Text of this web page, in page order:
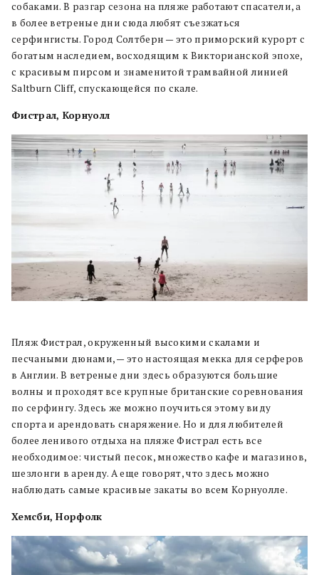
собаками. В разгар сезона на пляже работают спасатели, а
в более ветреные дни сюда любят съезжаться
серфингисты. Город Солтберн — это приморский курорт с
богатым наследием, восходящим к Викторианской эпохе,
с красивым пирсом и знаменитой трамвайной линией
Saltburn Cliff, спускающейся по скале.
Фистрал, Корнуолл
Пляж Фистрал, окруженный высокими скалами и
песчаными дюнами, — это настоящая мекка для серферов
в Англии. В ветреные дни здесь образуются большие
волны и проходят все крупные британские соревнования
по серфингу. Здесь же можно поучиться этому виду
спорта и арендовать снаряжение. Но и для любителей
более ленивого отдыха на пляже Фистрал есть все
необходимое: чистый песок, множество кафе и магазинов,
шезлонги в аренду. А еще говорят, что здесь можно
наблюдать самые красивые закаты во всем Корнуолле.
Хемсби, Норфолк